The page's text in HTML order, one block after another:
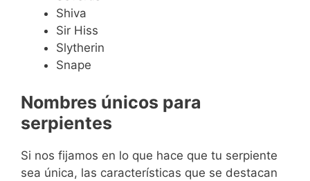
Shiva
Sir Hiss
Slytherin
Snape
Nombres únicos para
serpientes
Si nos fijamos en lo que hace que tu serpiente
sea única, las características que se destacan